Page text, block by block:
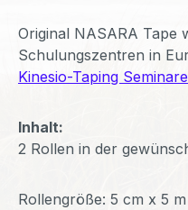
Original NASARA Tape
Schulungszentren in
Kinesio-Taping
Inhalt:
2 Rollen in der
Rollengröße: 5 cm x 5 m